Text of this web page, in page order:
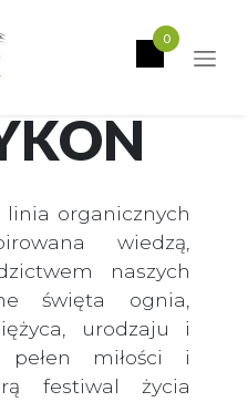
0
organicznych
wiedzą,
naszych
święta ognia,
urodzaju i
pełen miłości i
festiwal życia